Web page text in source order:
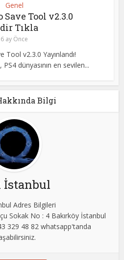
Genel
Save Tool v2.3.0
Tıkla
6 ay Önce
Tool v2.3.0 Yayınlandı!
dünyasının en sevilen...
Bilgi
İstanbul
Adres Bilgileri
Sokak No : 4 Bakırköy İstanbul
329 48 82 whatsapp'tanda